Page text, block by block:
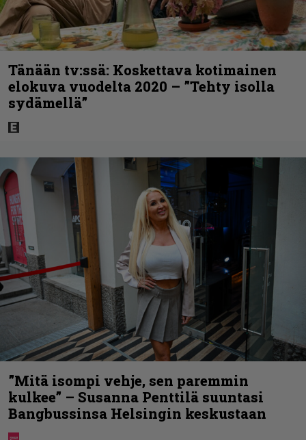
Tänään tv:ssä: Koskettava kotimainen
elokuva vuodelta 2020 – ”Tehty isolla
sydämellä”
”Mitä isompi vehje, sen paremmin
kulkee” – Susanna Penttilä suuntasi
Bangbussinsa Helsingin keskustaan